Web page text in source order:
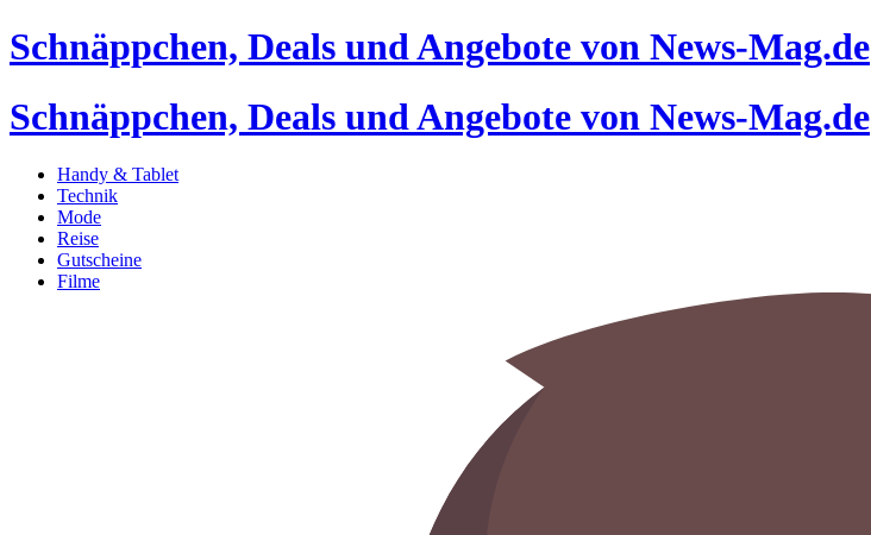
Schnäppchen, Deals und Angebote von News-Mag.de
Schnäppchen, Deals und Angebote von News-Mag.de
Handy & Tablet
Technik
Mode
Reise
Gutscheine
Filme